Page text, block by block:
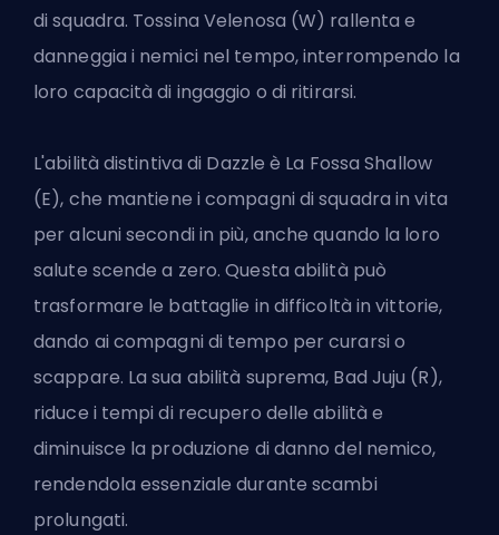
di squadra. Tossina Velenosa (W) rallenta e
danneggia i nemici nel tempo, interrompendo la
loro capacità di ingaggio o di ritirarsi.
L'abilità distintiva di Dazzle è La Fossa Shallow
(E), che mantiene i compagni di squadra in vita
per alcuni secondi in più, anche quando la loro
salute scende a zero. Questa abilità può
trasformare le battaglie in difficoltà in vittorie,
dando ai compagni di tempo per curarsi o
scappare. La sua abilità suprema, Bad Juju (R),
riduce i tempi di recupero delle abilità e
diminuisce la produzione di danno del nemico,
rendendola essenziale durante scambi
prolungati.